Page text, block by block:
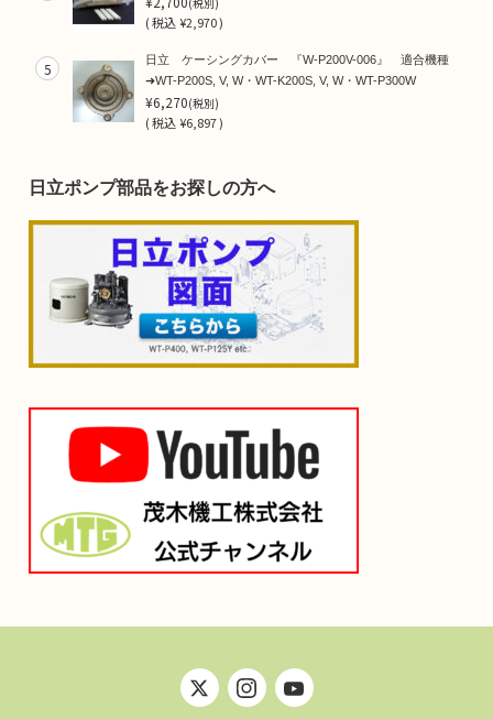
(税込¥2,970 )
5
日立 ケーシングカバー 『W-P200V-006』 適合機種
➜WT-P200S, V, W・WT-K200S, V, W・WT-P300W
¥6,270(税別)
(税込¥6,897 )
日立ポンプ部品をお探しの方へ